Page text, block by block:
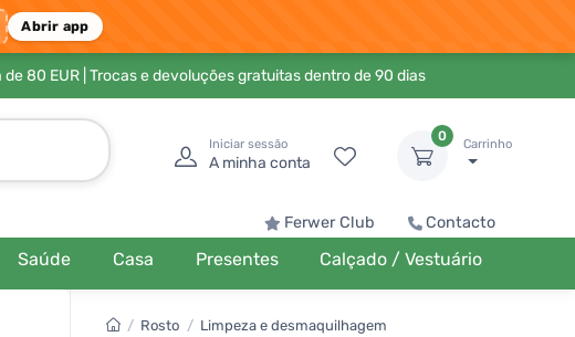
Abrir app
80 EUR| Trocas e devoluções gratuitas dentro de 90 dias
Iniciar sessão
A minha conta
0
Carrinho
Ferwer Club Contacto
Saúde Casa Presentes Calçado / Vestuário
/ Rosto / Limpeza e desmaquilhagem